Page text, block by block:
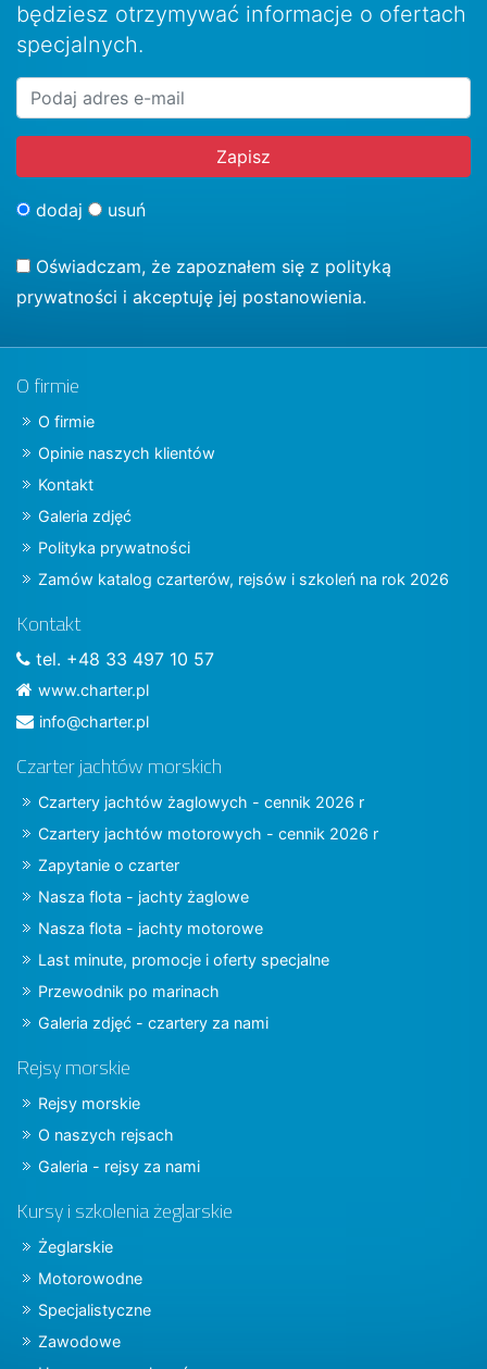
będziesz otrzymywać informacje o ofertach
specjalnych.
dodaj usuń
Oświadczam, że zapoznałem się z polityką
prywatności i akceptuję jej postanowienia.
O firmie
O firmie
Opinie naszych klientów
Kontakt
Galeria zdjęć
Polityka prywatności
Zamów katalog czarterów, rejsów i szkoleń na rok 2026
Kontakt
tel. +48 33 497 10 57
www.charter.pl
info@charter.pl
Czarter jachtów morskich
Czartery jachtów żaglowych - cennik 2026 r
Czartery jachtów motorowych - cennik 2026 r
Zapytanie o czarter
Nasza flota - jachty żaglowe
Nasza flota - jachty motorowe
Last minute, promocje i oferty specjalne
Przewodnik po marinach
Galeria zdjęć - czartery za nami
Rejsy morskie
Rejsy morskie
O naszych rejsach
Galeria - rejsy za nami
Kursy i szkolenia żeglarskie
Żeglarskie
Motorowodne
Specjalistyczne
Zawodowe